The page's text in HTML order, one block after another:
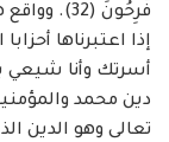
فَرِحُونَ
إذا اعتبرناها
أسرتك وأنا شيعي
دين محمد
تعالى وهو الدين